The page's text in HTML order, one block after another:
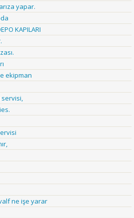
yapar.
KAPILARI
ekipman
ne işe yarar